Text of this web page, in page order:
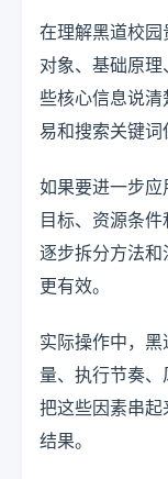
在理解黑道校
对象、基础原
些核心信息说
易和搜索关键词
如果要进一步
目标、资源条
逐步拆分方法
更有效。
实际操作中，
量、执行节奏
把这些因素串
结果。